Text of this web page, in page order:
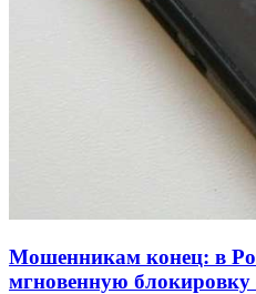
Волгоградские
заключены контракты
Мошенникам конец: в
мгновенную